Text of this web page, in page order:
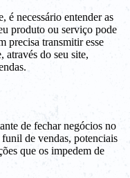
é necessário entender as
produto ou serviço pode
precisa transmitir esse
através do seu site,
de fechar negócios no
de vendas, potenciais
que os impedem de